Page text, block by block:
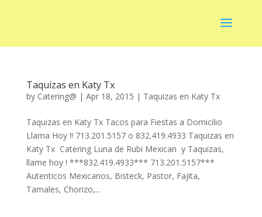
Taquizas en Katy Tx
by Catering@ | Apr 18, 2015 | Taquizas en Katy Tx
Taquizas en Katy Tx Tacos para Fiestas a Domicilio
Llama Hoy !! 713.201.5157 o 832.419.4933 Taquizas en
Katy Tx Catering Luna de Rubi Mexican y Taquizas,
llame hoy ! ***832.419.4933*** 713.201.5157***
Autenticos Mexicanos, Bisteck, Pastor, Fajita,
Tamales, Chorizo,...